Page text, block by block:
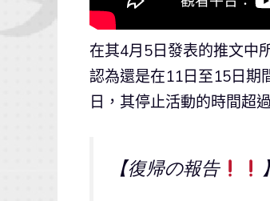
在其4月5日發表的推文中
認為還是在11日至15日期
日，其停止活動的時間超
【復帰の報告